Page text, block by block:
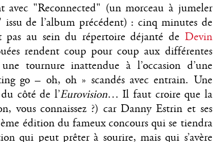
avec "Reconnected" (un morceau à jumeler
de l’album précédent) : cinq minutes de
pas au sein du répertoire déjanté de Devin
rendent coup pour coup aux différentes
tournure inattendue à l’occasion d’une
go – oh, oh » scandés avec entrain. Une
côté de l’Eurovision… Il faut croire que la
vous connaissez ?) car Danny Estrin et ses
édition du fameux concours qui se tiendra
qui peut prêter à sourire, mais qui s’avère